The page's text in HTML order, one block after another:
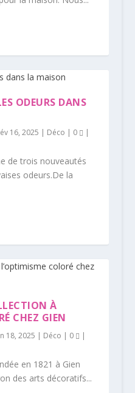
ODEURS DANS
16, 2025 | Déco | 0 |
de trois nouveautés
odeurs.De la
À
CHEZ GIEN
18, 2025 | Déco | 0 |
en 1821 à Gien
des arts décoratifs...